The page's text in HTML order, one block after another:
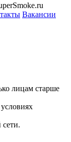
Вакансии
лицам старше